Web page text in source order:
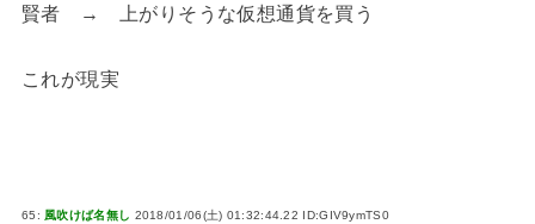
賢者 → 上がりそうな仮想通貨を買う
これが現実
65: 風吹けば名無し 2018/01/06(土) 01:32:44.22 ID:GIV9ymTS0